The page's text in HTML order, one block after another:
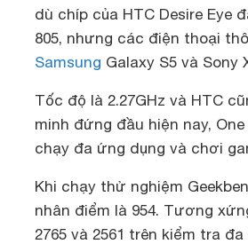
dù chíp của HTC Desire Eye
805, nhưng các điện thoại
Samsung Galaxy S5 và Sony
Tốc độ là 2.27GHz và HTC
minh đứng đầu hiện nay,
chạy đa ứng dụng và chơi
Khi chạy thử nghiệm
nhân điểm là 954. Tương
2765 và 2561 trên kiểm tra